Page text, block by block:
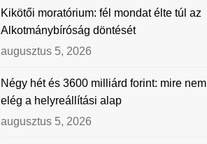
Kikötői moratórium: fél mondat élte túl az
Alkotmánybíróság döntését
augusztus 5, 2026
Négy hét és 3600 milliárd forint: mire nem
elég a helyreállítási alap
augusztus 5, 2026